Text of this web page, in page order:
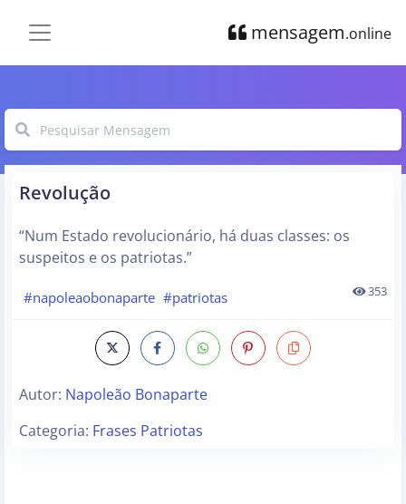
mensagem.online
Revolução
“Num Estado revolucionário, há duas classes: os
suspeitos e os patriotas.”
#napoleaobonaparte #patriotas 353
Autor: Napoleão Bonaparte
Categoria: Frases Patriotas